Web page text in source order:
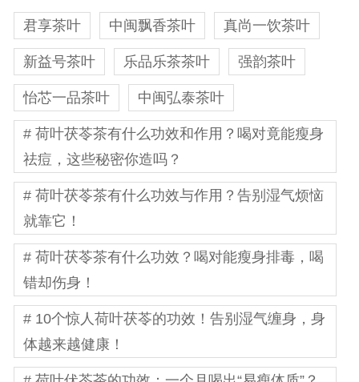
君享茶叶 中闽飘香茶叶 真尚一饮茶叶
新益号茶叶 乐品乐茶茶叶 强韵茶叶
怡芯一品茶叶 中闽弘泰茶叶
# 荷叶茯苓茶有什么功效和作用？喝对竟能瘦身
祛痘，这些秘密你造吗？
# 荷叶茯苓茶有什么功效与作用？告别湿气烦恼
就靠它！
# 荷叶茯苓茶有什么功效？喝对能瘦身排毒，喝
错却伤身！
# 10个惊人荷叶茯苓的功效！告别湿气缠身，身
体越来越健康！